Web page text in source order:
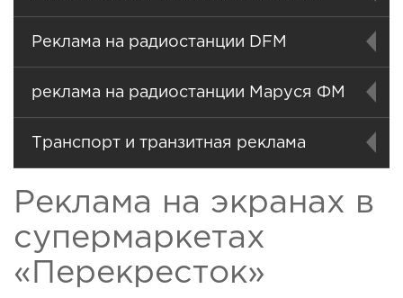
Реклама на радиостанции DFM
реклама на радиостанции Маруся ФМ
Транспорт и транзитная реклама
Реклама на экранах в
супермаркетах
«Перекресток»